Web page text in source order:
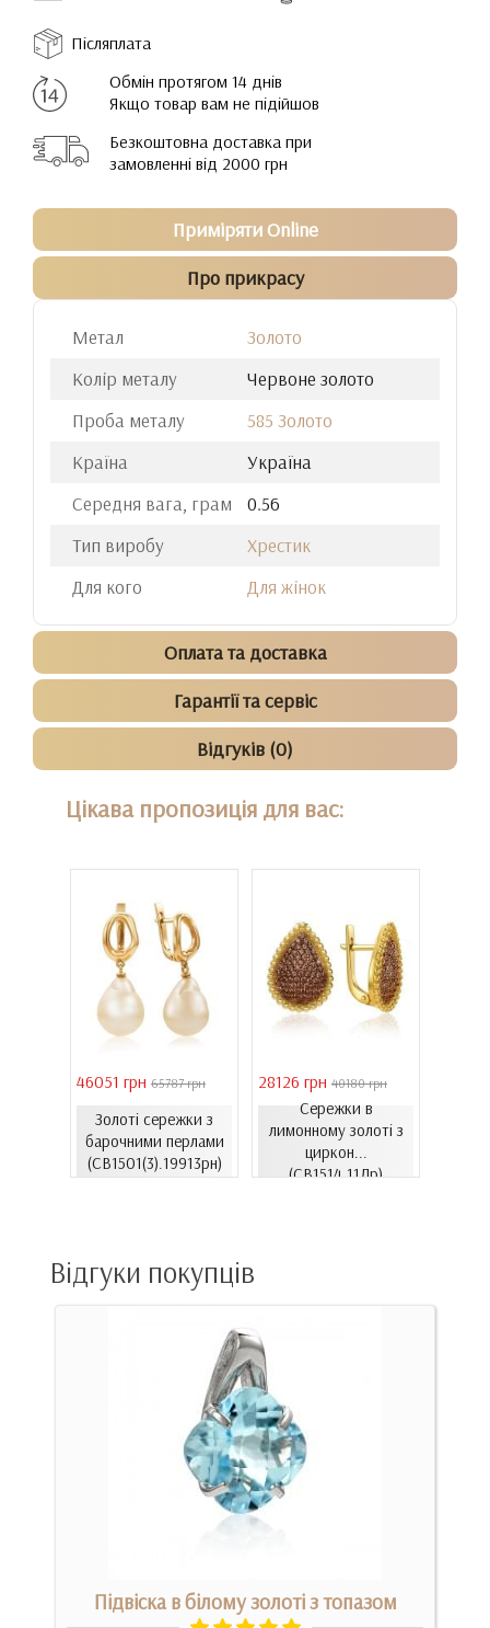
Післяплата
Обмін протягом 14 днів
Якщо товар вам не підійшов
Безкоштовна доставка при
замовленні від 2000 грн
Приміряти Online
Про прикрасу
Метал
Золото
Колір металу
Червоне золото
Проба металу
585 Золото
Країна
Україна
Середня вага, грам
0.56
Тип виробу
Хрестик
Для кого
Для жінок
Оплата та доставка
Гарантії та сервіс
Відгуків (0)
Цікава пропозиція для вас:
46051 грн 65787 грн
Золоті сережки з
барочними перлами
(СВ1501(3).19913рн)
28126 грн 40180 грн
Сережки в
лимонному золоті з
циркон...
(СВ1514.11Лр)
Відгуки покупців
Підвіска в білому золоті з топазом